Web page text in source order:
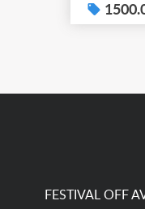
system
LEDs
FESTIVAL OFF